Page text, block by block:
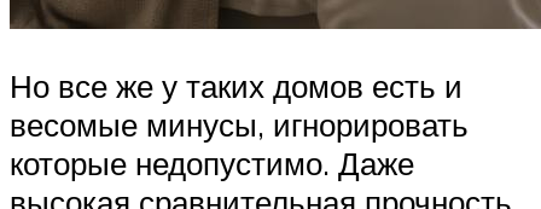
Но все же у таких домов есть и
весомые минусы, игнорировать
которые недопустимо. Даже